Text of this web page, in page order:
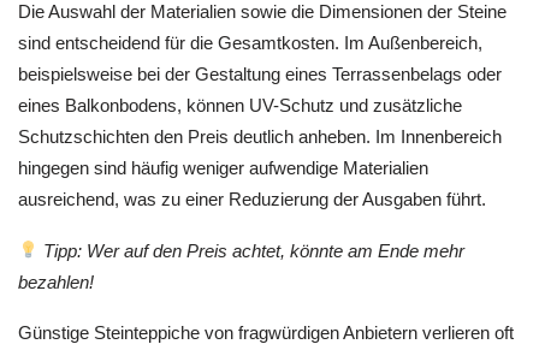
Die Auswahl der Materialien sowie die Dimensionen der Steine
sind entscheidend für die Gesamtkosten. Im Außenbereich,
beispielsweise bei der Gestaltung eines Terrassenbelags oder
eines Balkonbodens, können UV-Schutz und zusätzliche
Schutzschichten den Preis deutlich anheben. Im Innenbereich
hingegen sind häufig weniger aufwendige Materialien
ausreichend, was zu einer Reduzierung der Ausgaben führt.
Tipp: Wer auf den Preis achtet, könnte am Ende mehr
bezahlen!
Günstige Steinteppiche von fragwürdigen Anbietern verlieren oft